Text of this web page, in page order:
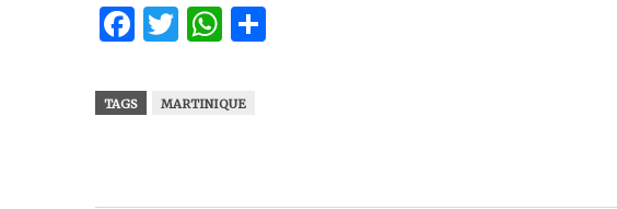
Facebook
Twitter
WhatsApp
TAGS MARTINIQUE